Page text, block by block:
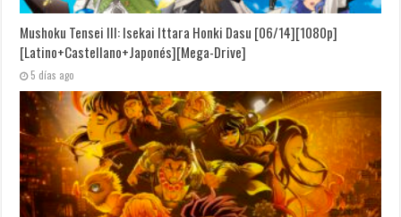
Mushoku Tensei III: Isekai Ittara Honki Dasu [06/14][1080p]
[Latino+Castellano+Japonés][Mega-Drive]
5 días ago